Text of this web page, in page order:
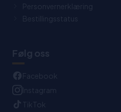
Personvernerklæring
Bestillingsstatus
Følg oss
Facebook
Instagram
TikTok